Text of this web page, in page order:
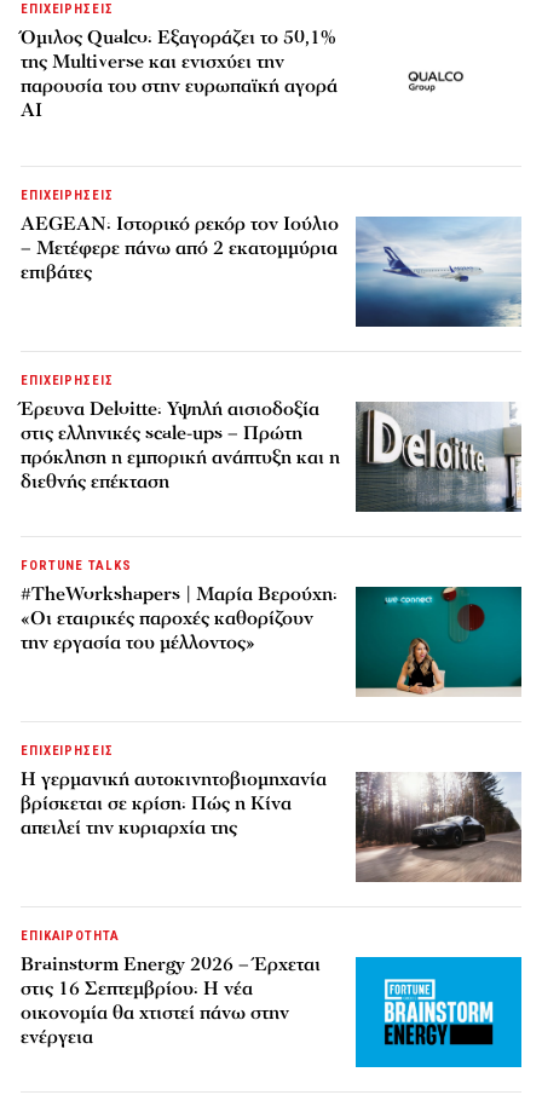
ΕΠΙΧΕΙΡΗΣΕΙΣ
Όμιλος Qualco: Εξαγοράζει το 50,1%
της Multiverse και ενισχύει την
παρουσία του στην ευρωπαϊκή αγορά
AI
ΕΠΙΧΕΙΡΗΣΕΙΣ
AEGEAN: Ιστορικό ρεκόρ τον Ιούλιο
– Μετέφερε πάνω από 2 εκατομμύρια
επιβάτες
ΕΠΙΧΕΙΡΗΣΕΙΣ
Έρευνα Deloitte: Υψηλή αισιοδοξία
στις ελληνικές scale-ups – Πρώτη
πρόκληση η εμπορική ανάπτυξη και η
διεθνής επέκταση
FORTUNE TALKS
#TheWorkshapers | Μαρία Βερούχη:
«Οι εταιρικές παροχές καθορίζουν
την εργασία του μέλλοντος»
ΕΠΙΧΕΙΡΗΣΕΙΣ
Η γερμανική αυτοκινητοβιομηχανία
βρίσκεται σε κρίση: Πώς η Κίνα
απειλεί την κυριαρχία της
ΕΠΙΚΑΙΡΟΤΗΤΑ
Brainstorm Energy 2026 – Έρχεται
στις 16 Σεπτεμβρίου: Η νέα
οικονομία θα χτιστεί πάνω στην
ενέργεια